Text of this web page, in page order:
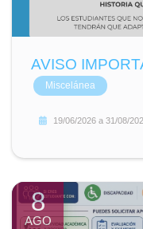
AVISO
Miscelánea
19/06/2026 a 31/08/
8
AGO